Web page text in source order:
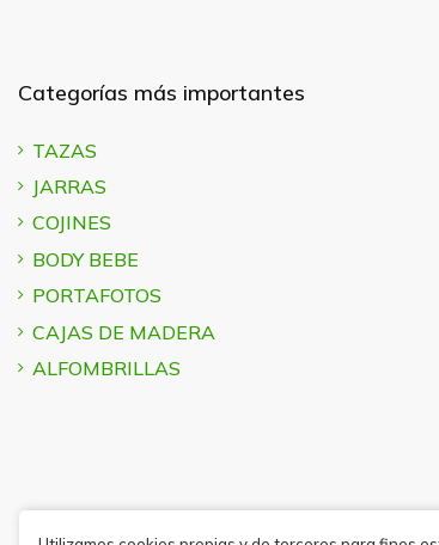
Categorías más importantes
TAZAS
JARRAS
COJINES
BODY BEBE
PORTAFOTOS
CAJAS DE MADERA
ALFOMBRILLAS